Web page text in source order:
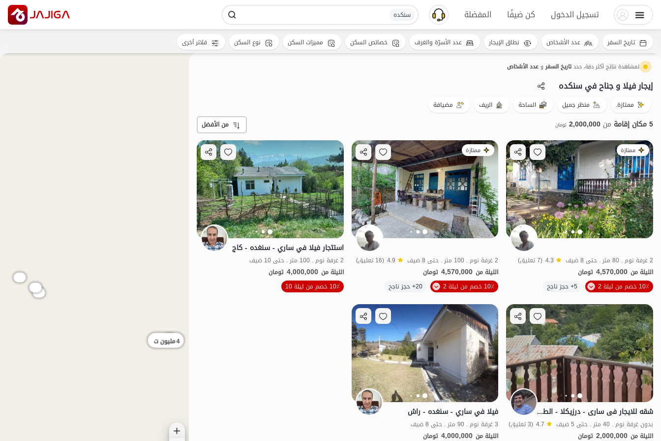
تسجيل الدخول كن ضيفًا المفضلة سنکده
4مليون ت
لمشاهدة نتائج أكثر دقة، حددتاريخ السفروعدد الأشخاص
إيجار فيلا و جناح في سنکده
ممتازة. منظر جميل الساحة الريف مضيافة
5 مكان إقامة من 2,000,000 تومان من الأفضل
ممتازة
2 غرفة نوم . 80 متر . حتى 8 ضيف 4.3 (7 تعليق)
الليلة من 4,570,000 تومان
10٪ خصم من ليلة 2
5+ حجز ناجح الموقع على الخريطة
ممتازة
2 غرفة نوم . 100 متر . حتى 8 ضيف 4.9 (16 تعليق)
الليلة من 4,570,000 تومان
10٪ خصم من ليلة 2
20+ حجز ناجح الموقع على الخريطة
استئجار فيلا في ساري - سنغده - كاج
2 غرفة نوم . 100 متر . حتى 10 ضيف
الليلة من 4,000,000 تومان
10٪ خصم من ليلة 10
شقه للایجار فی ساری - درزیکلا - الطابق الثانی
بدون غرفة نوم . 40 متر . حتى 5 ضيف 4.7 (3 تعليق)
الليلة من 2,000,000 تومان
فيلا في ساري - سنغده - راش
3 غرفة نوم . 90 متر . حتى 8 ضيف
الليلة من 4,000,000 تومان
تاريخ السفر عدد الأشخاص نطاق الإيجار عدد الأسرّة والغرف خصائص السكن مميزات السكن نوع السكن فلاتر أخرى